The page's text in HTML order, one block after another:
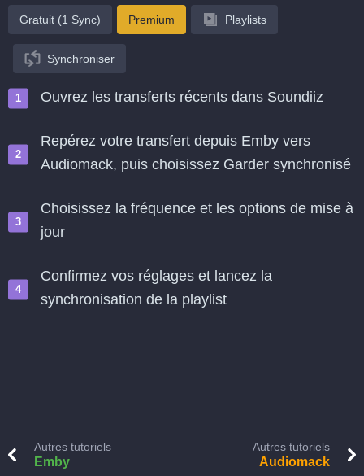
Gratuit (1 Sync) Premium Playlists
Synchroniser
Ouvrez les transferts récents dans Soundiiz
Repérez votre transfert depuis Emby vers
Audiomack, puis choisissez Garder synchronisé
Choisissez la fréquence et les options de mise à
jour
Confirmez vos réglages et lancez la
synchronisation de la playlist
Autres tutoriels
Emby
Autres tutoriels
Audiomack